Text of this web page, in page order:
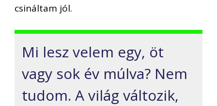
csináltam jól.
Mi lesz velem egy, öt
vagy sok év múlva? Nem
tudom. A világ változik,